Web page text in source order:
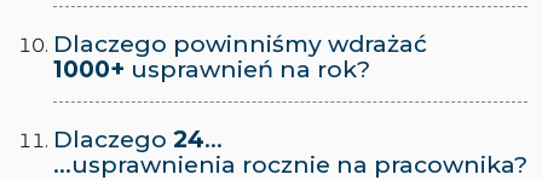
Dlaczego powinniśmy wdrażać
1000+ usprawnień na rok?
Dlaczego 24...
...usprawnienia rocznie na pracownika?